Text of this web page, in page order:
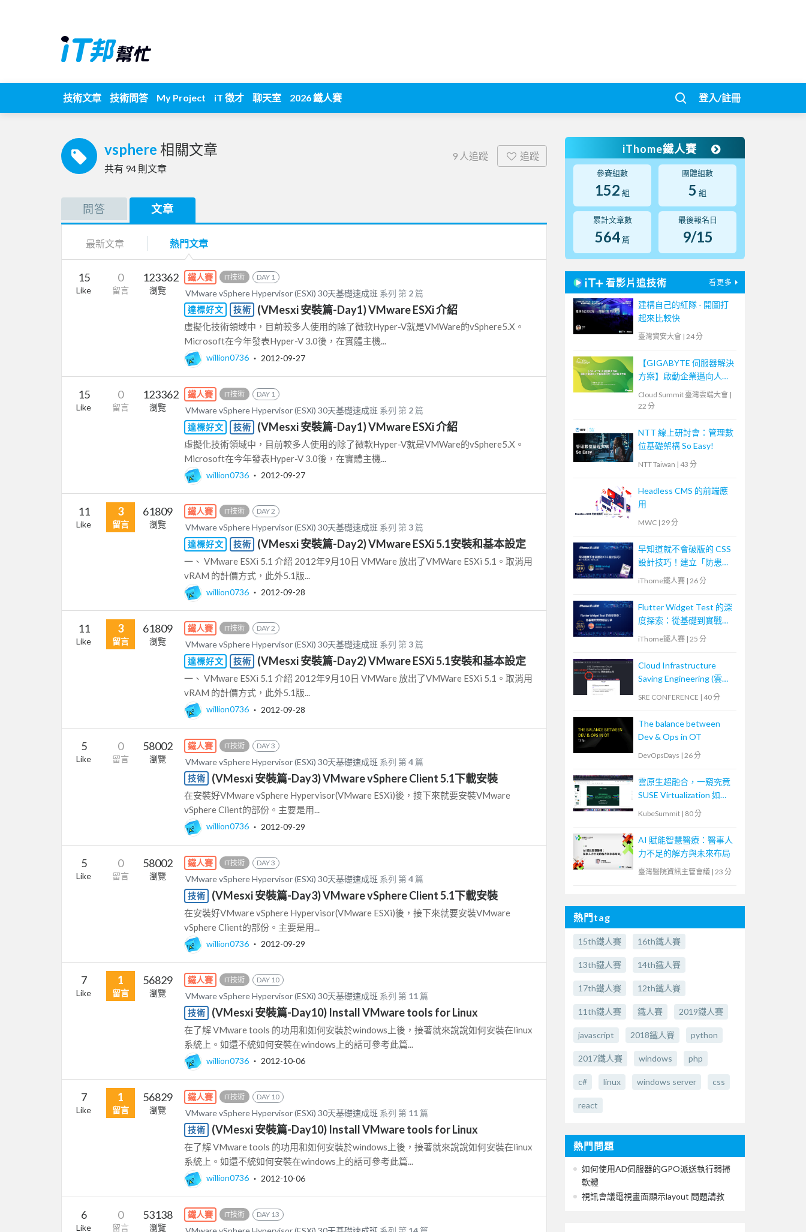
技術文章 技術問答 My Project iT 徵才 聊天室 2026 鐵人賽 登入/註冊
vsphere 相關文章
共有 94 則文章
9 人追蹤 追蹤
問答 文章
最新文章 熱門文章
15
Like
0
留言
123362
瀏覽
鐵人賽 IT技術 DAY 1
VMware vSphere Hypervisor (ESXi) 30天基礎速成班 系列 第 2 篇
達標好文
技術 (VMesxi 安裝篇-Day1) VMware ESXi 介紹
虛擬化技術領域中，目前較多人使用的除了微軟Hyper-V就是VMWare的vSphere5.X。
Microsoft在今年發表Hyper-V 3.0後，在實體主機...
willion0736 ‧ 2012-09-27
15
Like
0
留言
123362
瀏覽
鐵人賽 IT技術 DAY 1
VMware vSphere Hypervisor (ESXi) 30天基礎速成班 系列 第 2 篇
達標好文
技術 (VMesxi 安裝篇-Day1) VMware ESXi 介紹
虛擬化技術領域中，目前較多人使用的除了微軟Hyper-V就是VMWare的vSphere5.X。
Microsoft在今年發表Hyper-V 3.0後，在實體主機...
willion0736 ‧ 2012-09-27
11
Like
3
留言
61809
瀏覽
鐵人賽 IT技術 DAY 2
VMware vSphere Hypervisor (ESXi) 30天基礎速成班 系列 第3 篇
達標好文
技術 (VMesxi 安裝篇-Day2) VMware ESXi 5.1安裝和基本設定
一、 VMware ESXi 5.1 介紹 2012年9月10日 VMWare 放出了VMWare ESXi 5.1。取消用
vRAM 的計價方式，此外5.1版...
willion0736 ‧ 2012-09-28
11
Like
3
留言
61809
瀏覽
鐵人賽 IT技術 DAY 2
VMware vSphere Hypervisor (ESXi) 30天基礎速成班 系列 第3 篇
達標好文
技術 (VMesxi 安裝篇-Day2) VMware ESXi 5.1安裝和基本設定
一、 VMware ESXi 5.1 介紹 2012年9月10日 VMWare 放出了VMWare ESXi 5.1。取消用
vRAM 的計價方式，此外5.1版...
willion0736 ‧ 2012-09-28
5
Like
0
留言
58002
瀏覽
鐵人賽 IT技術 DAY 3
VMware vSphere Hypervisor (ESXi) 30天基礎速成班 系列 第4 篇
技術
(VMesxi 安裝篇-Day3) VMware vSphere Client 5.1下載安裝
在安裝好VMware vSphere Hypervisor(VMware ESXi)後，接下來就要安裝VMware
vSphere Client的部份。主要是用...
willion0736 ‧ 2012-09-29
5
Like
0
留言
58002
瀏覽
鐵人賽 IT技術 DAY 3
VMware vSphere Hypervisor (ESXi) 30天基礎速成班 系列 第4 篇
技術
(VMesxi 安裝篇-Day3) VMware vSphere Client 5.1下載安裝
在安裝好VMware vSphere Hypervisor(VMware ESXi)後，接下來就要安裝VMware
vSphere Client的部份。主要是用...
willion0736 ‧ 2012-09-29
7
Like
1
留言
56829
瀏覽
鐵人賽 IT技術 DAY 10
VMware vSphere Hypervisor (ESXi) 30天基礎速成班 系列 第 11 篇
技術
(VMesxi 安裝篇-Day10) Install VMware tools for Linux
在了解 VMware tools 的功用和如何安裝於windows上後，接著就來說說如何安裝在linux
系統上。如還不統如何安裝在windows上的話可參考此篇...
willion0736 ‧ 2012-10-06
7
Like
1
留言
56829
瀏覽
鐵人賽 IT技術 DAY 10
VMware vSphere Hypervisor (ESXi) 30天基礎速成班 系列 第 11 篇
技術
(VMesxi 安裝篇-Day10) Install VMware tools for Linux
在了解 VMware tools 的功用和如何安裝於windows上後，接著就來說說如何安裝在linux
系統上。如還不統如何安裝在windows上的話可參考此篇...
willion0736 ‧ 2012-10-06
6
Like
0
留言
53138
瀏覽
鐵人賽 IT技術 DAY 13
iThome鐵人賽
參賽組數
152 組
團體組數
5 組
累計文章數
564 篇
最後報名日
9/15
看影片追技術 看更多
建構自己的紅隊 - 開圖打
起來比較快
臺灣資安大會 | 24 分
【GIGABYTE 伺服器解決
方案】啟動企業邁向人工
智慧應用的一站式解決方
案
Cloud Summit 臺灣雲端大會 |
22 分
NTT 線上研討會：管理數
位基礎架構 So Easy!
NTT Taiwan | 43 分
Headless CMS 的前端應
用
MWC | 29 分
早知道就不會破版的 CSS
設計技巧！建立「防患未
然」的匠人心態
iThome鐵人賽 | 26 分
Flutter Widget Test 的深
度探索：從基礎到實戰經
iThome鐵人賽 | 25 分
Cloud Infrastructure
Saving Engineering (雲端
SRE CONFERENCE | 40 分
The balance between
Dev & Ops in OT
DevOpsDays | 26 分
雲原生超融合，一窺究竟
SUSE Virtualization 如何
解決傳統應用與現代化雲
KubeSummit | 80 分
AI 賦能智慧醫療：醫事人
力不足的解方與未來布局
臺灣醫院資訊主管會議 | 23 分
熱門tag
15th鐵人賽 16th鐵人賽
13th鐵人賽 14th鐵人賽
17th鐵人賽 12th鐵人賽
11th鐵人賽 鐵人賽 2019鐵人賽
javascript 2018鐵人賽 python
2017鐵人賽 windows php
c# linux windows server css
react
熱門問題
如何使用AD伺服器的GPO派送執行弱掃
軟體
視訊會議電視畫面顯示layout 問題請教